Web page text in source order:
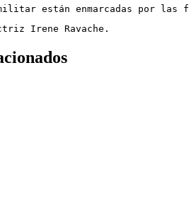
están enmarcadas por las
Irene Ravache.